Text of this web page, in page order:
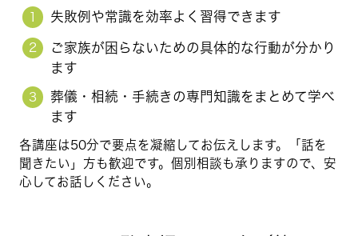
1 失敗例や常識を効率よく習得できます
2
ご家族が困らないための具体的な行動が分かり
ます
3
葬儀・相続・手続きの専門知識をまとめて学べ
ます
各講座は50分で要点を凝縮してお伝えします。「話を
聞きたい」方も歓迎です。個別相談も承りますので、安
心してお話しください。